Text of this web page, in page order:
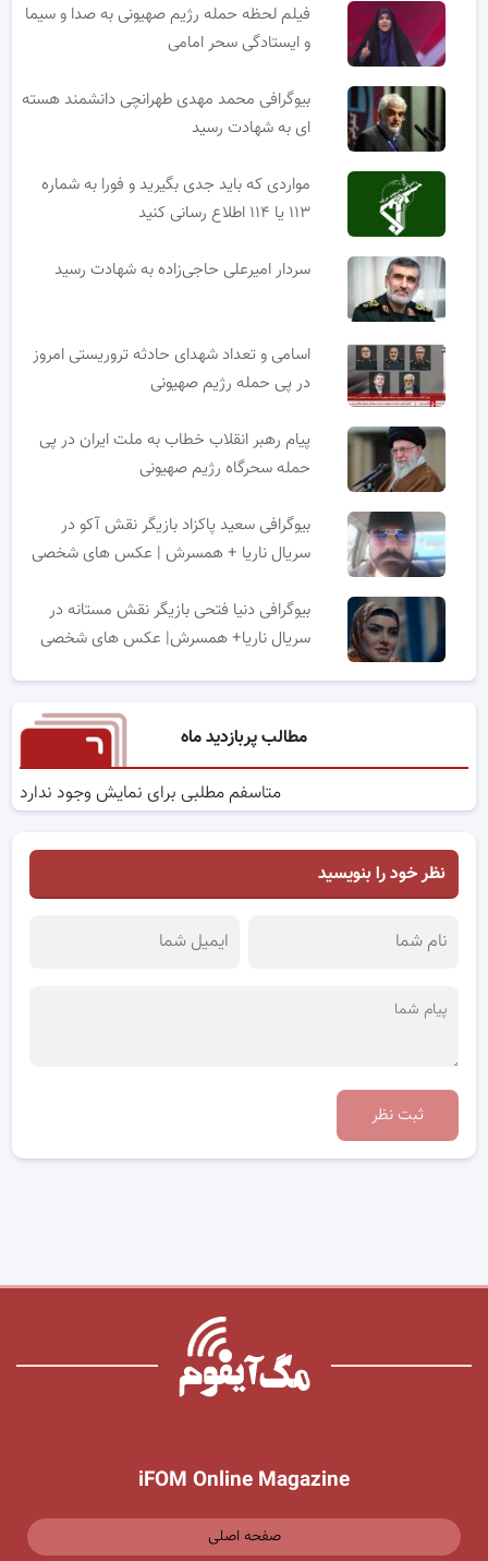
فیلم لحظه حمله رژیم صهیونی به صدا و سیما
و ایستادگی سحر امامی
بیوگرافی محمد مهدی طهرانچی دانشمند هسته
ای به شهادت رسید
مواردی که باید جدی بگیرید و فورا به شماره
۱۱۳ یا ۱۱۴ اطلاع رسانی کنید
سردار امیرعلی حاجی‌زاده به شهادت رسید
اسامی و تعداد شهدای حادثه تروریستی امروز
در پی حمله رژیم صهیونی
پیام رهبر انقلاب خطاب به ملت ایران در پی
حمله سحرگاه رژیم صهیونی
بیوگرافی سعید پاکزاد بازیگر نقش آکو در
سریال ناریا + همسرش | عکس های شخصی
بیوگرافی دنیا فتحی بازیگر نقش مستانه در
سریال ناریا+ همسرش| عکس های شخصی
مطالب پربازدید ماه
متاسفم مطلبی برای نمایش وجود ندارد
نظر خود را بنویسید
ثبت نظر
iFOM Online Magazine
صفحه اصلی